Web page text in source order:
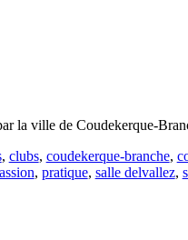
la ville de Coudekerque-
, clubs, coudekerque-branche,
, pratique, salle delvallez,